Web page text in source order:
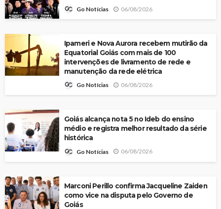
Go Notícias 06/08/2026
Ipameri e Nova Aurora recebem mutirão da
Equatorial Goiás com mais de 100
intervenções de livramento de rede e
manutenção da rede elétrica
Go Notícias 06/08/2026
Goiás alcança nota 5 no Ideb do ensino
médio e registra melhor resultado da série
histórica
Go Notícias 06/08/2026
Marconi Perillo confirma Jacqueline Zaiden
como vice na disputa pelo Governo de
Goiás